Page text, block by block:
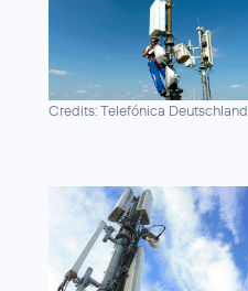
Credits: Telefónica Deutschland